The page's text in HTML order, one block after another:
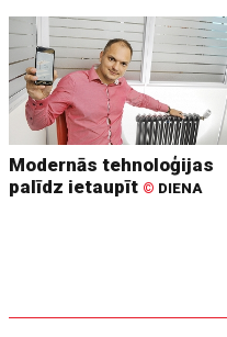
Modernās tehnoloģijas
palīdz ietaupīt © DIENA